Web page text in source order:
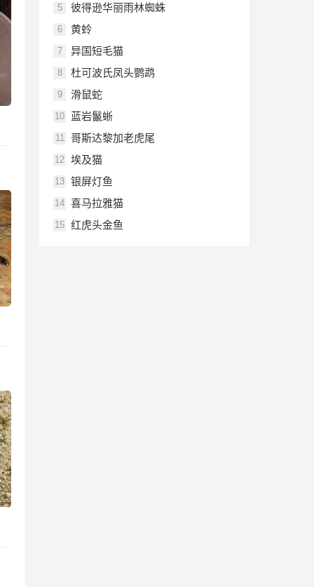
5 彼得逊华丽雨林蜘蛛
6 黄蛉
7 异国短毛猫
8 杜可波氏凤头鹦鹉
9 滑鼠蛇
10 蓝岩鬣蜥
11 哥斯达黎加老虎尾
12 埃及猫
13 银屏灯鱼
14 喜马拉雅猫
15 红虎头金鱼